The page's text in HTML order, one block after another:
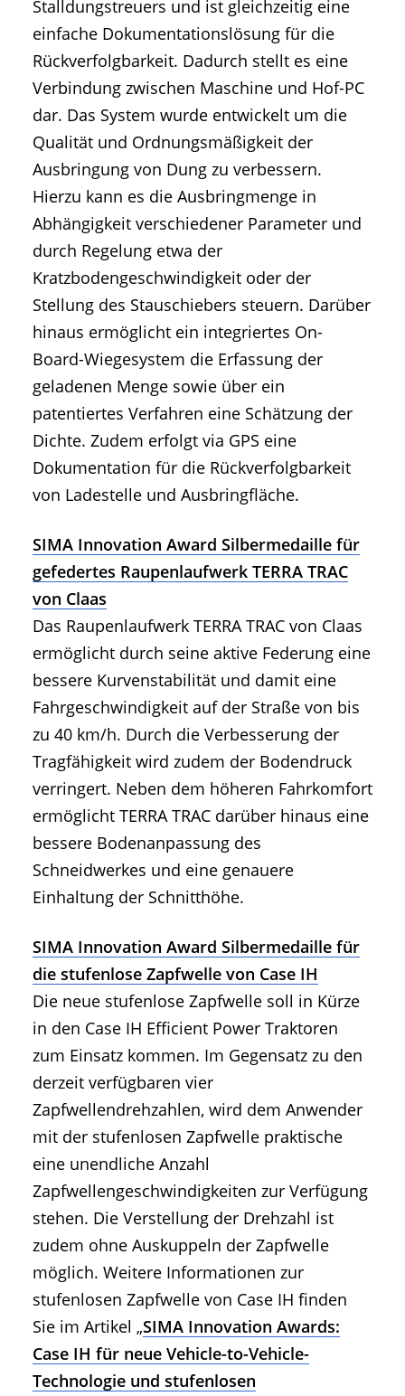
Stalldungstreuers und ist gleichzeitig eine
einfache Dokumentationslösung für die
Rückverfolgbarkeit. Dadurch stellt es eine
Verbindung zwischen Maschine und Hof-PC
dar. Das System wurde entwickelt um die
Qualität und Ordnungsmäßigkeit der
Ausbringung von Dung zu verbessern.
Hierzu kann es die Ausbringmenge in
Abhängigkeit verschiedener Parameter und
durch Regelung etwa der
Kratzbodengeschwindigkeit oder der
Stellung des Stauschiebers steuern. Darüber
hinaus ermöglicht ein integriertes On-
Board-Wiegesystem die Erfassung der
geladenen Menge sowie über ein
patentiertes Verfahren eine Schätzung der
Dichte. Zudem erfolgt via GPS eine
Dokumentation für die Rückverfolgbarkeit
von Ladestelle und Ausbringfläche.
SIMA Innovation Award Silbermedaille für
gefedertes Raupenlaufwerk TERRA TRAC
von Claas
Das Raupenlaufwerk TERRA TRAC von Claas
ermöglicht durch seine aktive Federung eine
bessere Kurvenstabilität und damit eine
Fahrgeschwindigkeit auf der Straße von bis
zu 40 km/h. Durch die Verbesserung der
Tragfähigkeit wird zudem der Bodendruck
verringert. Neben dem höheren Fahrkomfort
ermöglicht TERRA TRAC darüber hinaus eine
bessere Bodenanpassung des
Schneidwerkes und eine genauere
Einhaltung der Schnitthöhe.
SIMA Innovation Award Silbermedaille für
die stufenlose Zapfwelle von Case IH
Die neue stufenlose Zapfwelle soll in Kürze
in den Case IH Efficient Power Traktoren
zum Einsatz kommen. Im Gegensatz zu den
derzeit verfügbaren vier
Zapfwellendrehzahlen, wird dem Anwender
mit der stufenlosen Zapfwelle praktische
eine unendliche Anzahl
Zapfwellengeschwindigkeiten zur Verfügung
stehen. Die Verstellung der Drehzahl ist
zudem ohne Auskuppeln der Zapfwelle
möglich. Weitere Informationen zur
stufenlosen Zapfwelle von Case IH finden
Sie im Artikel „SIMA Innovation Awards:
Case IH für neue Vehicle-to-Vehicle-
Technologie und stufenlosen